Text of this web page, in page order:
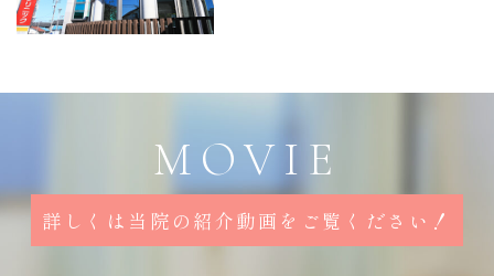
MOVIE
詳しくは当院の 紹介動画をご覧ください ！